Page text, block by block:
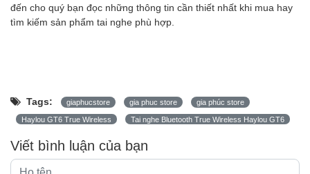
đến cho quý bạn đọc những thông tin cần thiết nhất khi mua hay
tìm kiếm sản phẩm tai nghe phù hợp.
Tags: giaphucstore gia phuc store gia phúc store
Haylou GT6 True Wireless Tai nghe Bluetooth True Wireless Haylou GT6
Viết bình luận của bạn